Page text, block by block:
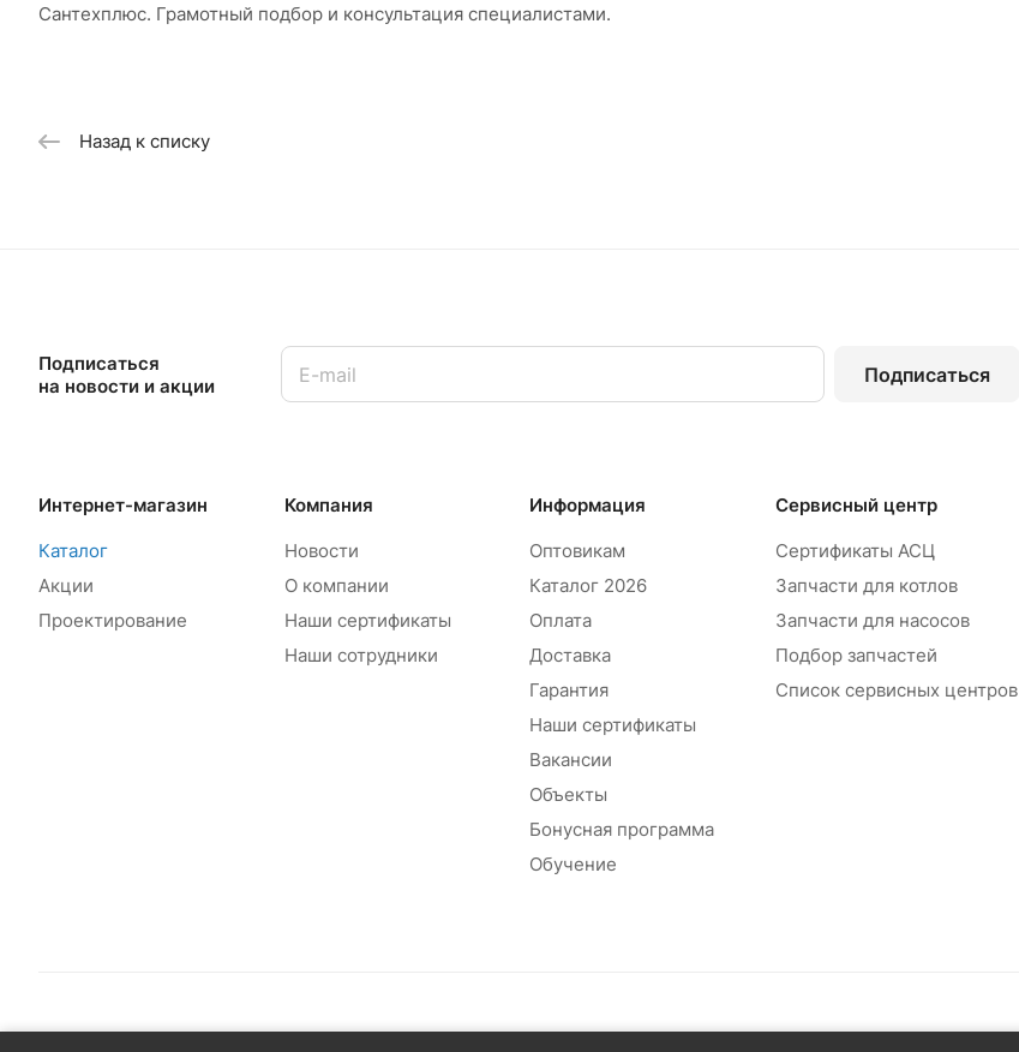
Сантехплюс. Грамотный подбор и консультация специалистами.
Назад к списку
Подписаться
на новости и акции
Подписаться
Интернет-магазин
Каталог
Акции
Проектирование
Компания
Новости
О компании
Наши сертификаты
Наши сотрудники
Информация
Оптовикам
Каталог 2026
Оплата
Доставка
Гарантия
Наши сертификаты
Вакансии
Объекты
Бонусная программа
Обучение
Сервисный центр
Сертификаты АСЦ
Запчасти для котлов
Запчасти для насосов
Подбор запчастей
Список сервисных центров
© 2026 Сантехплюс: Интернет-магазин отопления, водоснабжения